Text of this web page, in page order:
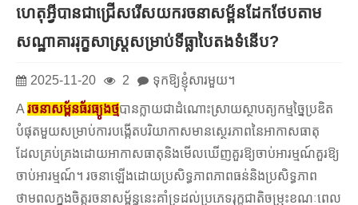
ហេតុអ្វីបានជាជ្រើសរើសយករចនាសម្ព័នដែកថែបតាម
សណ្ឋាគាររុក្ខសាស្ត្រសម្រាប់ទីធ្លាបៃតងទំនើប?
2025-11-20 2 ទុកឱ្យខ្ញុំសារមួយ។
A រចនាសម្ព័នធ័រធ្យូងថ្មបានក្លាយជាដំណោះស្រាយស្ថាបត្យកម្មច្នៃប្រឌិត
បំផុតមួយសម្រាប់ការបង្កើតបរិយាកាសមានស្ថេរភាពនៃអាកាសធាតុ
ដែលគ្រប់គ្រងដោយអាកាសធាតុនិងមើលឃើញគួរឱ្យចាប់អារម្មណ៍គួរឱ្យ
ចាប់អារម្មណ៍។ រចនាឡើងដោយប្រសិទ្ធភាពភាពធន់និងប្រសិទ្ធភាព
ថាមពលក្នុងចិត្តរចនាសម្ព័ន្ធនេះគាំទ្រដល់ប្រភេទរុក្ខជាតិចម្រុះខណៈពេល